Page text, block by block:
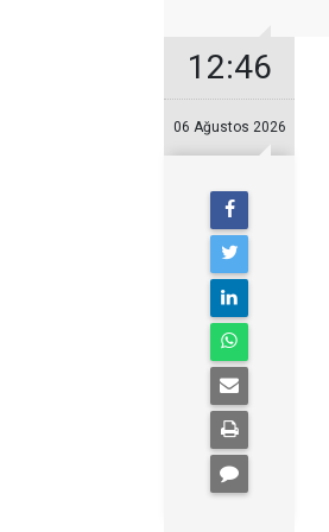
12:46
06 Ağustos 2026